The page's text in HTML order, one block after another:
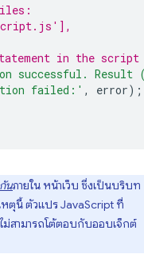
in the script
successful.
failed:' , error);
นภายใน หน้าเว็บ ซึ่งเป็นบริบท
เหตุนี้ ตัวแปร JavaScript ที่
ม่สามารถโต้ตอบกับออบเจ็กต์